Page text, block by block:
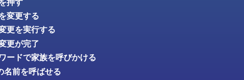
押す
変更する
更を実行する
更が完了
ードで家族を呼びかける
名前を呼ばせる